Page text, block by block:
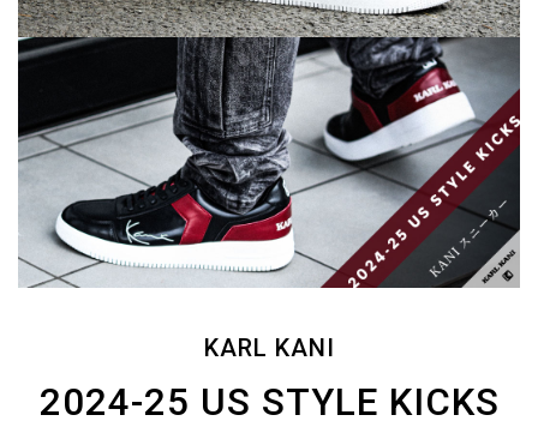
KARL KANI
2024-25 US STYLE KICKS